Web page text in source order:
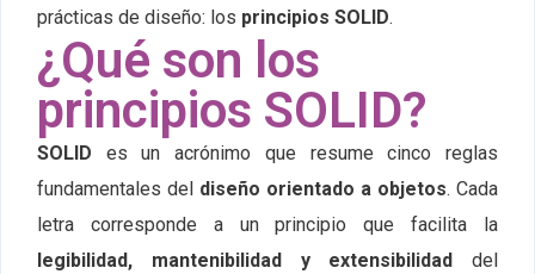
prácticas de diseño: los principios SOLID.
¿Qué son los
principios SOLID?
SOLID es un acrónimo que resume cinco reglas
fundamentales del diseño orientado a objetos. Cada
letra corresponde a un principio que facilita la
legibilidad, mantenibilidad y extensibilidad
del